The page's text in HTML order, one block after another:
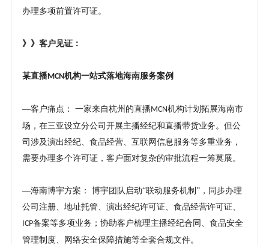
办理多项前置许可证。
》》客户见证：
某直播MCN机构一站式落地海南服务案例
—客户痛点： 一家来自杭州的直播MCN机构计划拓展海南市
场，在三亚设立分公司开展主播经纪和直播带货业务。但公
司涉及演出经纪、食品经营、互联网信息服务等多重业务，
需要办理多个许可证，客户面对复杂的审批流程一筹莫展。
—海南博宇方案 ： 博宇团队启动“联动服务机制”，同步办理
公司注册、地址托管、演出经纪许可证、食品经营许可证、
ICP备案等多项业务；协助客户梳理主播经纪合同、食品安全
管理制度、网络安全保障措施等全套合规文件。